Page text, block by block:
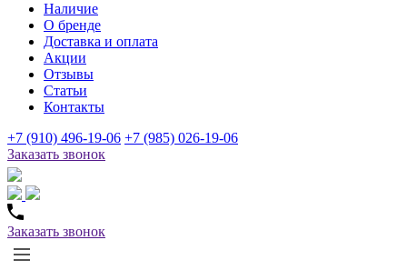
Наличие
О бренде
Доставка и оплата
Акции
Отзывы
Статьи
Контакты
+7 (910) 496-19-06 +7 (985) 026-19-06
Заказать звонок
Заказать звонок